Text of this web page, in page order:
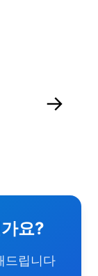
→
요?
드립니다